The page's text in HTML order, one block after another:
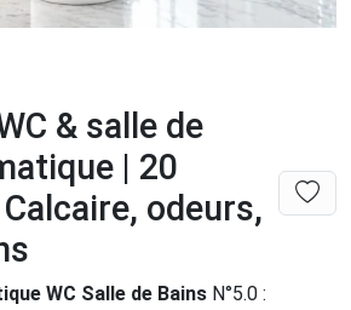
& salle de
| 20
odeurs,
WC Salle de Bains N°5.0 :